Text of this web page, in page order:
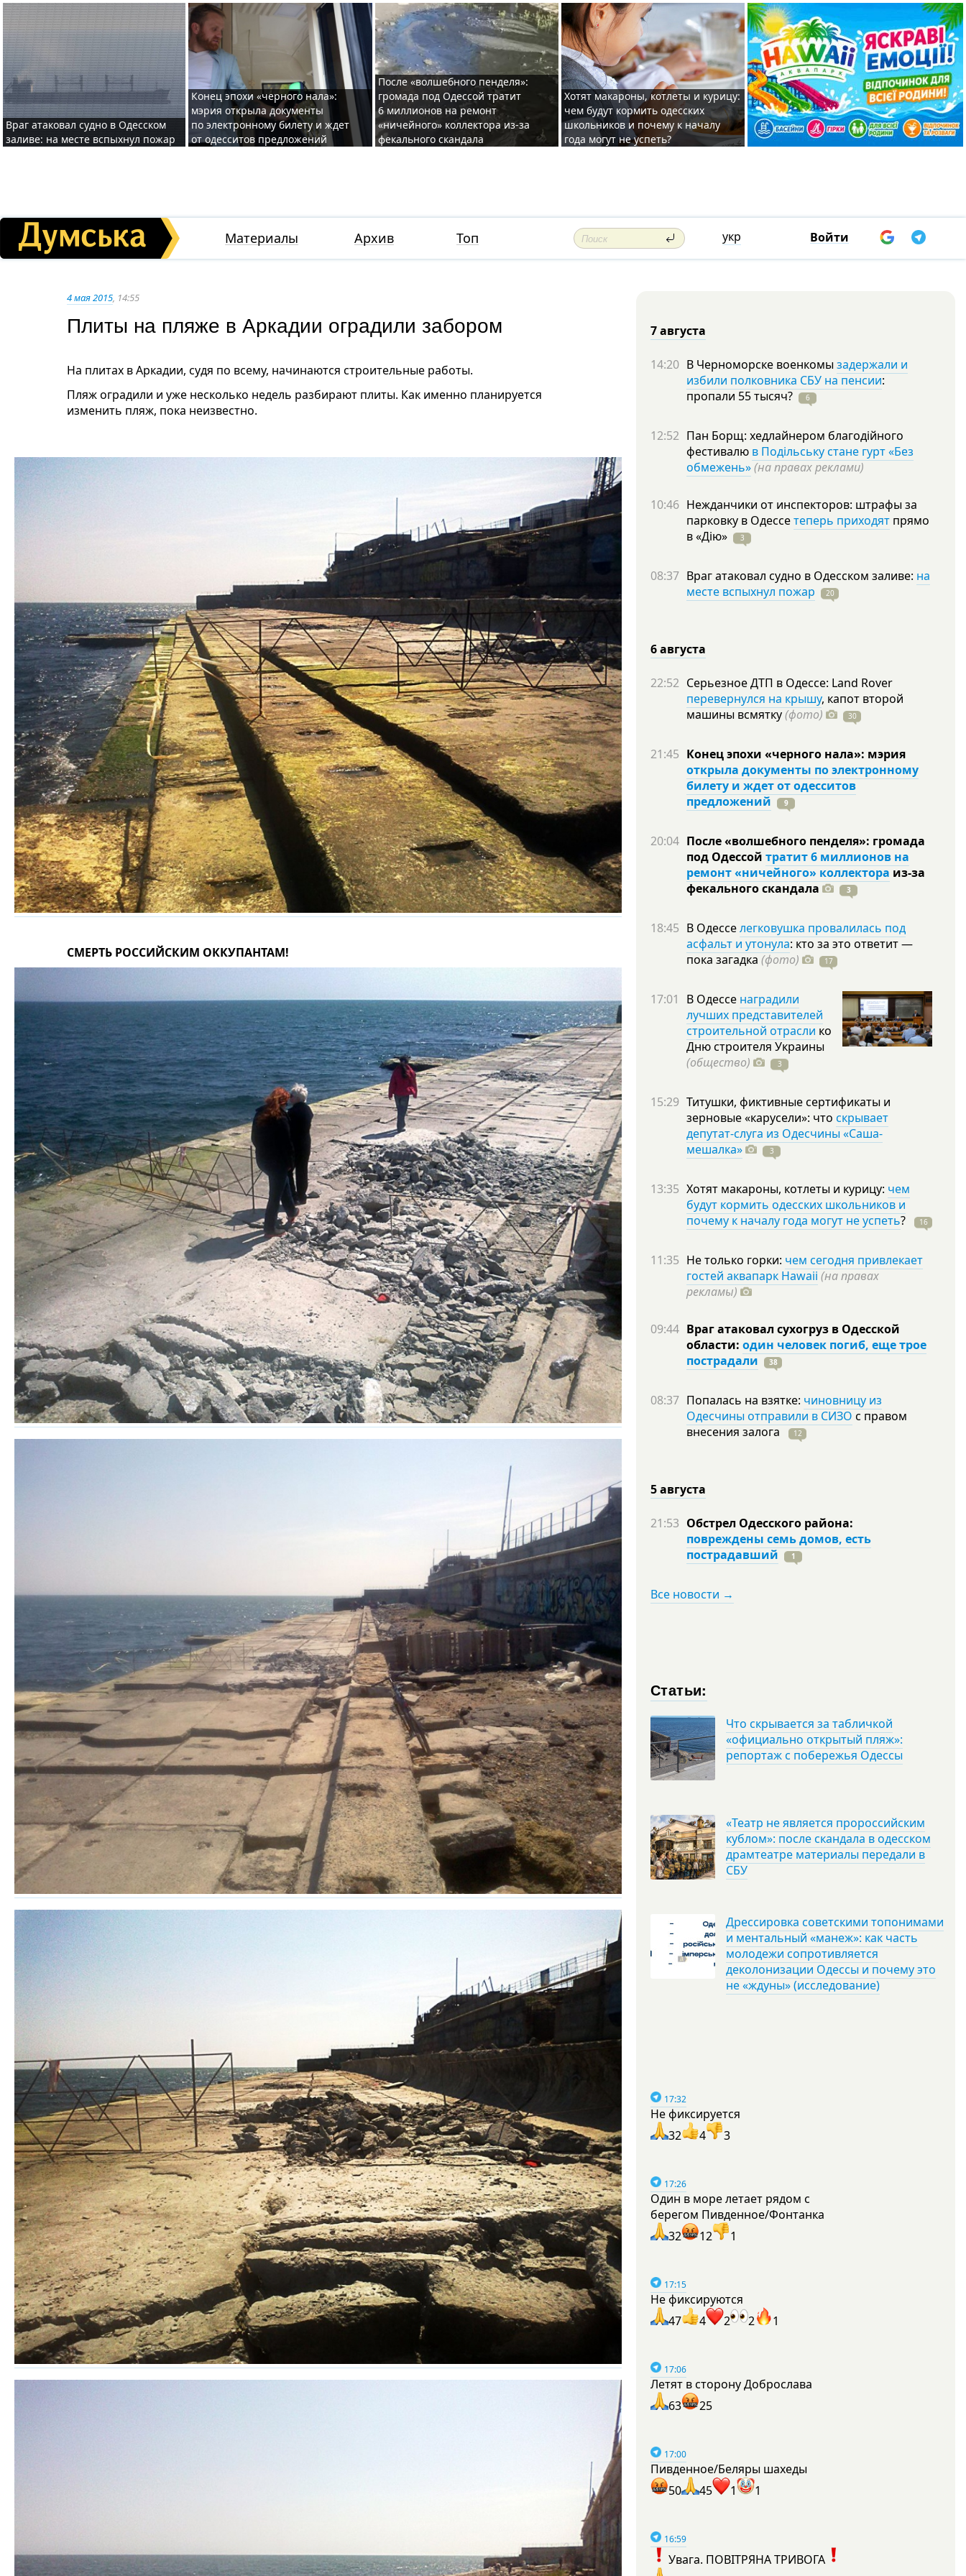
Враг атаковал судно в Одесском
заливе: на месте вспыхнул пожар
Конец эпохи «черного нала»:
мэрия открыла документы
по электронному билету и ждет
от одесситов предложений
После «волшебного пенделя»:
громада под Одессой тратит
6 миллионов на ремонт
«ничейного» коллектора из-за
фекального скандала
Хотят макароны, котлеты и курицу:
чем будут кормить одесских
школьников и почему к началу
года могут не успеть?
Материалы Архив Топ укр Войти
4 мая 2015, 14:55
Плиты на пляже в Аркадии оградили забором
На плитах в Аркадии, судя по всему, начинаются строительные работы.
Пляж оградили и уже несколько недель разбирают плиты. Как именно планируется
изменить пляж, пока неизвестно.
СМЕРТЬ РОССИЙСКИМ ОККУПАНТАМ!
7 августа
14:20 В Черноморске военкомы задержали и
избили полковника СБУ на пенсии:
пропали 55тысяч? 6
12:52 Пан Борщ: хедлайнером благодійного
фестивалю в Подільську стане гурт «Без
обмежень»(на правах реклами)
10:46 Нежданчики от инспекторов: штрафы за
парковку в Одессетеперь приходят прямо
в«Дію» 3
08:37 Враг атаковал судно в Одесском заливе: на
месте вспыхнул пожар
20
6 августа
22:52 Серьезное ДТП в Одессе: Land Rover
перевернулся на крышу, капот второй
машины всмятку(фото) 30
21:45 Конец эпохи «черного нала»: мэрия
открыла документы по электронному
билету и ждет от одесситов
предложений
9
20:04 После «волшебного пенделя»: громада
под Одессой тратит 6 миллионов на
ремонт «ничейного» коллектора из-за
фекального скандала
3
18:45 В Одесселегковушка провалилась под
асфальт и утонула: кто за это ответит —
пока загадка (фото) 17
17:01 В Одессе наградили
лучших представителей
строительной отрасли ко
Дню строителя Украины
(общество)
3
15:29 Титушки, фиктивные сертификаты и
зерновые «карусели»: что скрывает
депутат-слуга из Одесчины «Саша-
мешалка»
3
13:35 Хотят макароны, котлеты и курицу: чем
будут кормить одесских школьников и
почему к началу года могут не успеть? 16
11:35 Не только горки: чем сегодня привлекает
гостей аквапарк Hawaii (на правах
рекламы)
09:44 Враг атаковал сухогруз в Одесской
области: один человек погиб, еще трое
пострадали
38
08:37 Попалась на взятке: чиновницу из
Одесчины отправили в СИЗО с правом
внесения залога
12
5 августа
21:53 Обстрел Одесского района:
повреждены семь домов, есть
пострадавший
1
Все новости →
Статьи:
Что скрывается за табличкой
«официально открытый пляж»:
репортаж с побережья Одессы
«Театр не является пророссийским
кублом»: после скандала в одесском
драмтеатре материалы передали в
СБУ
Дрессировка советскими топонимами
и ментальный «манеж»: как часть
молодежи сопротивляется
деколонизации Одессы и почему это
не «ждуны» (исследование)
17:32
Не фиксируется
32
4 3
17:26
Один в море летает рядом с
берегом Пивденное/Фонтанка
32
12 1
17:15
Не фиксируются
47
4 2 2 1
17:06
Летят в сторону Доброслава
63
25
17:00
Пивденное/Беляры шахеды
50
45 1 1
16:59
Увага. ПОВІТРЯНА ТРИВОГА